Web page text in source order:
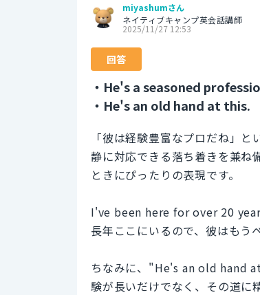
miyashumさん
ネイティブキャンプ英会話講師
2025/11/27 12:53
回答
・He's a seasoned
・He's an old hand at this.
「彼は経験豊富なプロだね」
静に対応できる落ち着きを兼ね
ときにぴったりの表現です。
I've been here for over 20
長年ここにいるので、彼はもう
ちなみに、"He's an old hand
験が長いだけでなく、その道に